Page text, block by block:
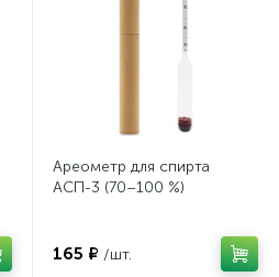
Ареометр для спирта
АСП-3 (70–100 %)
165 ₽ /шт.